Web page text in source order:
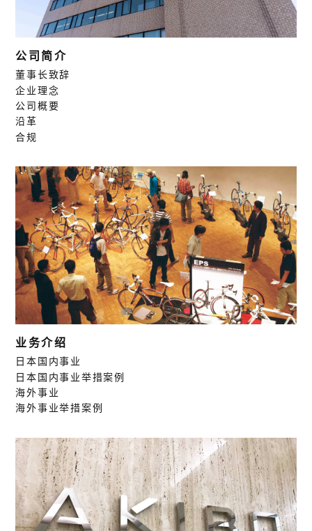
公司简介
董事长致辞
企业理念
公司概要
沿革
合规
业务介绍
日本国内事业
日本国内事业举措案例
海外事业
海外事业举措案例